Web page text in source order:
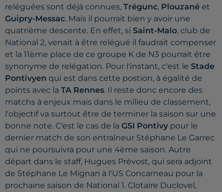
reléguées sont déjà connues, Trégunc, Plouzané et
Guipry-Messac. Mais il pourrait bien y avoir une
quatrième descente. En effet, si Saint-Malo, club de
National 2, venait à être relégué il faudrait compenser
et la 11ème place de ce groupe K de N3 pourrait être
synonyme de relégation. Pour l'instant, c'est le Stade
Pontivyen qui est dans cette postion, à égalité de
points avec la TA Rennes. Il reste donc encore des
matchs à enjeux mais dans le milieu de classement,
l'objectif va surtout être de terminer la saison sur une
bonne note. C'est le cas de la GSI Pontivy pour le
dernier match de son entraîneur Stéphane Le Garrec
qui ne poursuivra pour une 4ème saison. Autre
départ dans le staff, Hugues Prévost, qui sera adjoint
de Stéphane Le Mignan à l'US Concarneau pour la
prochaine saison de National 1. Clotaire Duclovel,